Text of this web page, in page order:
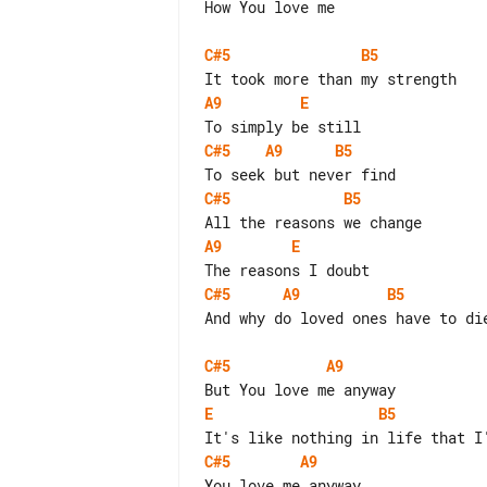
How You love me
C#5
B5
A9
E
C#5
A9
B5
C#5
B5
A9
E
C#5
A9
B5
And why do loved ones have to
C#5
A9
E
B5
C#5
A9